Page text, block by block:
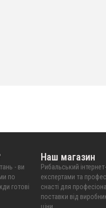
- ви
по
готові
Наш магазин
Рибальський
експертами та
снасті для
поставки від